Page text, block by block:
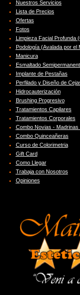
Nuestros Servicios
Lista de Precios
Ofertas
Fotos
Limpieza Facial Profunda
Podología (Avalada por el
Manicura
Esmaltado
Implante de Pestañas
Perfilado y Diseño de
Hidrocauterización
Brushing Progresivo
Tratamientos Capilares
Tratamientos Corporales
Combo Novias -
Combo Quinceañeras
Curso de Colorimetria
Gift Card
Como Llegar
Trabaja con Nosotros
Opiniones